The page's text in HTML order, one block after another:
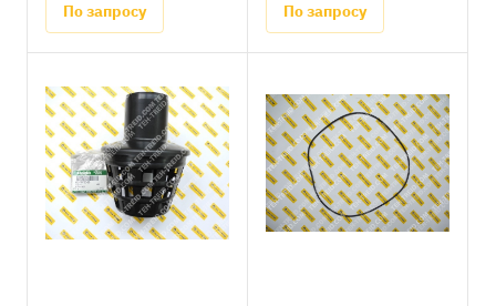
По запросу По запросу